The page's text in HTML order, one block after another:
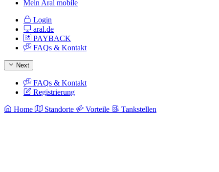
Mein Aral mobile
Login
aral.de
PAYBACK
FAQs & Kontakt
Next
FAQs & Kontakt
Registrierung
Home Standorte Vorteile Tankstellen